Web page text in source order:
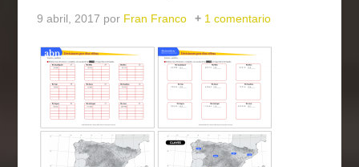
9 abril, 2017 por Fran Franco 1 comentario